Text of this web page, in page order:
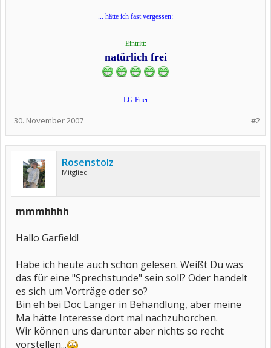
... hätte ich fast vergessen:
Eintritt:
natürlich frei
LG Euer
#2
30. November 2007
Rosenstolz
Mitglied
mmmhhhh
Hallo Garfield!
Habe ich heute auch schon gelesen. Weißt Du was
das für eine "Sprechstunde" sein soll? Oder handelt
es sich um Vorträge oder so?
Bin eh bei Doc Langer in Behandlung, aber meine
Ma hätte Interesse dort mal nachzuhorchen.
Wir können uns darunter aber nichts so recht
vorstellen...